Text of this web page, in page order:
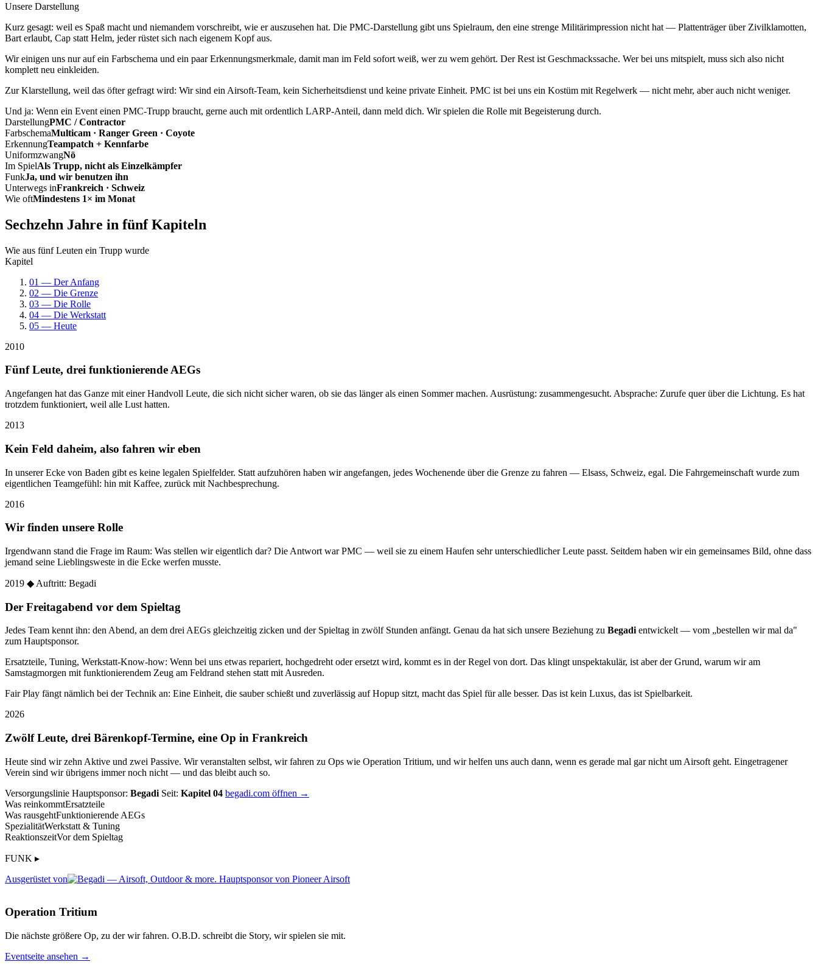
Unsere Darstellung
Kurz gesagt: weil es Spaß macht und niemandem vorschreibt, wie er auszusehen hat. Die PMC-Darstellung gibt uns Spielraum, den eine strenge Militärimpression nicht hat — Plattenträger über Zivilklamotten,
Bart erlaubt, Cap statt Helm, jeder rüstet sich nach eigenem Kopf aus.
Wir einigen uns nur auf ein Farbschema und ein paar Erkennungsmerkmale, damit man im Feld sofort weiß, wer zu wem gehört. Der Rest ist Geschmackssache. Wer bei uns mitspielt, muss sich also nicht
komplett neu einkleiden.
Zur Klarstellung, weil das öfter gefragt wird: Wir sind ein Airsoft-Team, kein Sicherheitsdienst und keine private Einheit. PMC ist bei uns ein Kostüm mit Regelwerk — nicht mehr, aber auch nicht weniger.
Und ja: Wenn ein Event einen PMC-Trupp braucht, gerne auch mit ordentlich LARP-Anteil, dann meld dich. Wir spielen die Rolle mit Begeisterung durch.
DarstellungPMC / Contractor
FarbschemaMulticam · Ranger Green · Coyote
ErkennungTeampatch + Kennfarbe
UniformzwangNö
Im SpielAls Trupp, nicht als Einzelkämpfer
FunkJa, und wir benutzen ihn
Unterwegs inFrankreich · Schweiz
Wie oftMindestens 1× im Monat
Sechzehn Jahre in fünf Kapiteln
Wie aus fünf Leuten ein Trupp wurde
Kapitel
01 — Der Anfang
02 — Die Grenze
03 — Die Rolle
04 — Die Werkstatt
05 — Heute
2010
Fünf Leute, drei funktionierende AEGs
Angefangen hat das Ganze mit einer Handvoll Leute, die sich nicht sicher waren, ob sie das länger als einen Sommer machen. Ausrüstung: zusammengesucht. Absprache: Zurufe quer über die Lichtung. Es hat
trotzdem funktioniert, weil alle Lust hatten.
2013
Kein Feld daheim, also fahren wir eben
In unserer Ecke von Baden gibt es keine legalen Spielfelder. Statt aufzuhören haben wir angefangen, jedes Wochenende über die Grenze zu fahren — Elsass, Schweiz, egal. Die Fahrgemeinschaft wurde zum
eigentlichen Teamgefühl: hin mit Kaffee, zurück mit Nachbesprechung.
2016
Wir finden unsere Rolle
Irgendwann stand die Frage im Raum: Was stellen wir eigentlich dar? Die Antwort war PMC — weil sie zu einem Haufen sehr unterschiedlicher Leute passt. Seitdem haben wir ein gemeinsames Bild, ohne dass
jemand seine Lieblingsweste in die Ecke werfen musste.
2019 ◆ Auftritt: Begadi
Der Freitagabend vor dem Spieltag
Jedes Team kennt ihn: den Abend, an dem drei AEGs gleichzeitig zicken und der Spieltag in zwölf Stunden anfängt. Genau da hat sich unsere Beziehung zu Begadientwickelt — vom „bestellen wir mal da"
zum Hauptsponsor.
Ersatzteile, Tuning, Werkstatt-Know-how: Wenn bei uns etwas repariert, hochgedreht oder ersetzt wird, kommt es in der Regel von dort. Das klingt unspektakulär, ist aber der Grund, warum wir am
Samstagmorgen mit funktionierendem Zeug am Feldrand stehen statt mit Ausreden.
Fair Play fängt nämlich bei der Technik an: Eine Einheit, die sauber schießt und zuverlässig auf Hopup sitzt, macht das Spiel für alle besser. Das ist kein Luxus, das ist Spielbarkeit.
2026
Zwölf Leute, drei Bärenkopf-Termine, eine Op in Frankreich
Heute sind wir zehn Aktive und zwei Passive. Wir veranstalten selbst, wir fahren zu Ops wie Operation Tritium, und wir helfen uns auch dann, wenn es gerade mal gar nicht um Airsoft geht. Eingetragener
Verein sind wir übrigens immer noch nicht — und das bleibt auch so.
Versorgungslinie Hauptsponsor: Begadi Seit: Kapitel 04 begadi.com öffnen →
Was reinkommtErsatzteile
Was rausgehtFunktionierende AEGs
SpezialitätWerkstatt & Tuning
ReaktionszeitVor dem Spieltag
FUNK ▸
Ausgerüstet von
Operation Tritium
Die nächste größere Op, zu der wir fahren. O.B.D. schreibt die Story, wir spielen sie mit.
Eventseite ansehen →